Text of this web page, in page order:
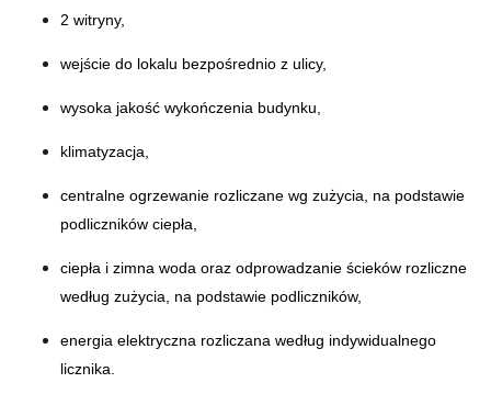
2 witryny,
wejście do lokalu bezpośrednio z ulicy,
wysoka jakość wykończenia budynku,
klimatyzacja,
centralne ogrzewanie rozliczane wg zużycia, na podstawie
podliczników ciepła,
ciepła i zimna woda oraz odprowadzanie ścieków rozliczne
według zużycia, na podstawie podliczników,
energia elektryczna rozliczana według indywidualnego
licznika.